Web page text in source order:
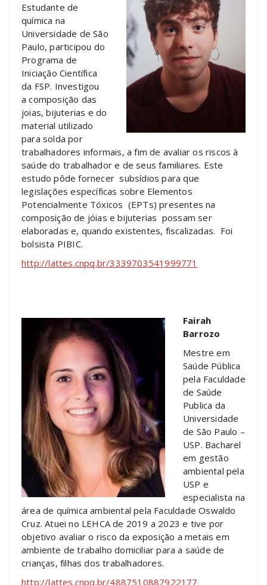
Estudante de
química na
Universidade de São
Paulo, participou do
Programa de
Iniciação Científica
da FSP. Investigou
a composição das
joias, bijuterias e do
material utilizado
para solda por
trabalhadores informais, a fim de avaliar os riscos à
saúde do trabalhador e de seus familiares. Este
estudo pôde fornecer subsídios para que
legislações específicas sobre Elementos
Potencialmente Tóxicos (EPTs) presentes na
composição de jóias e bijuterias possam ser
elaboradas e, quando existentes, fiscalizadas. Foi
bolsista PIBIC.
http://lattes.cnpq.br/3339703541999771
Fairah
Barrozo
Mestre em
Saúde Pública
pela Faculdade
de Saúde
Publica da
Universidade
de São Paulo –
USP. Bacharel
em gestão
ambiental pela
USP e
especialista na
área de química ambiental pela Faculdade Oswaldo
Cruz. Atuei no LEHCA de 2019 a 2023 e tive por
objetivo avaliar o risco da exposição a metais em
ambiente de trabalho domiciliar para a saúde de
crianças, filhas dos trabalhadores.
http://lattes.cnpq.br/4887510887922177